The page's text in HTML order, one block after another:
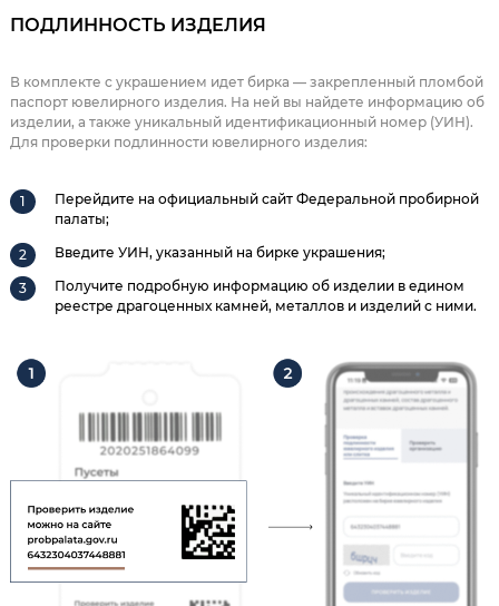
ПОДЛИННОСТЬ ИЗДЕЛИЯ
В комплекте с украшением идет бирка — закрепленный пломбой
паспорт ювелирного изделия. На ней вы найдете информацию об
изделии, а также уникальный идентификационный номер (УИН).
Для проверки подлинности ювелирного изделия:
Перейдите на официальный сайт Федеральной пробирной
палаты;
Введите УИН, указанный на бирке украшения;
Получите подробную информацию об изделии в едином
реестре драгоценных камней, металлов и изделий с ними.